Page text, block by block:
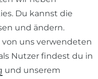
Widerrufs­recht
Du kannst die
und ändern.
uns verwendeten
Nutzer findest du in
und unserem